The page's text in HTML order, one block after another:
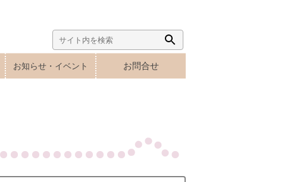
Search
for:
Search
Button
お知らせ・イベント お問合せ